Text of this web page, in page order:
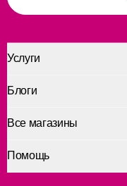
Услуги
Помощь
Блоги
Все магазины